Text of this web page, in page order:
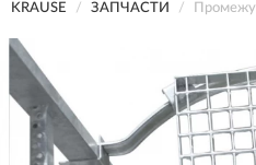
KRAUSE ЗАПЧАСТИ